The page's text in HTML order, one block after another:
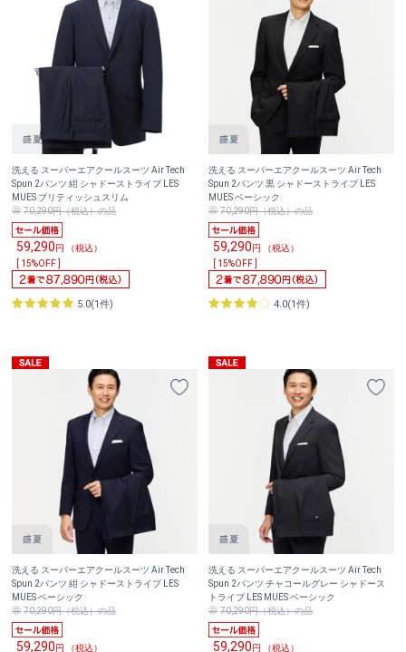
洗える スーパーエアクールスーツ Air Tech
Spun 2パンツ 紺 シャドーストライプ LES
MUES ブリティッシュスリム
70,290円（税込）の品
59,290円 （税込）
[ 15%OFF ]
5.0(1件)
洗える スーパーエアクールスーツ Air Tech
Spun 2パンツ 黒 シャドーストライプ LES
MUES ベーシック
70,290円（税込）の品
59,290円 （税込）
[ 15%OFF ]
4.0(1件)
洗える スーパーエアクールスーツ Air Tech
Spun 2パンツ 紺 シャドーストライプ LES
MUES ベーシック
70,290円（税込）の品
59,290円 （税込）
洗える スーパーエアクールスーツ Air Tech
Spun 2パンツ チャコールグレー シャドース
トライプ LES MUES ベーシック
70,290円（税込）の品
59,290円 （税込）